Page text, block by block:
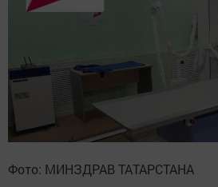
Фото: МИНЗДРАВ ТАТАРСТАНА